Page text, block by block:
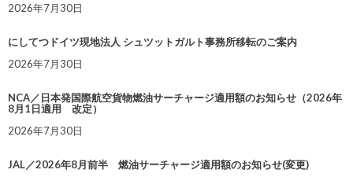
2026年7月30日
にしてつドイツ現地法人 シュツットガルト事務所移転のご案内
2026年7月30日
NCA／日本発国際航空貨物燃油サーチャージ適用額のお知らせ（2026年
8月1日適用 改定）
2026年7月30日
JAL／2026年8月前半 燃油サーチャージ適用額のお知らせ(変更)